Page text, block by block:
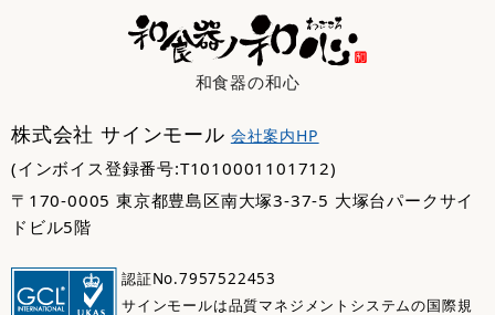
和食器の和心
株式会社 サインモール 会社案内HP
(インボイス登録番号:T1010001101712)
〒170-0005 東京都豊島区南大塚3-37-5 大塚台パークサイ
ドビル5階
認証No.7957522453
サインモールは品質マネジメントシステムの国際規